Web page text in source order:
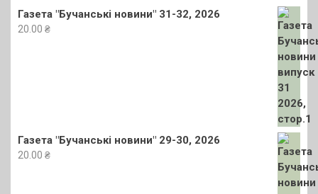
Газета "Бучанські новини" 31-32, 2026
20.00 ₴
Газета "Бучанські новини" 29-30, 2026
20.00 ₴